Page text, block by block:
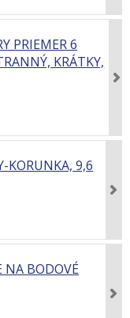
PRIEMER 6
KRÁTKY,
KORUNKA, 9,6
NA BODOVÉ